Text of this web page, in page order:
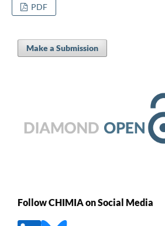
PDF
Make a Submission
Follow CHIMIA on Social Media